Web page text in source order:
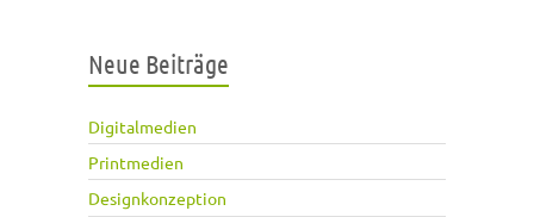
Neue Beiträge
Digitalmedien
Printmedien
Designkonzeption